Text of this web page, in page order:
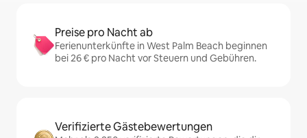
Preise pro Nacht ab
Ferienunterkünfte in West Palm Beach beginnen
bei 26 € pro Nacht vor Steuern und Gebühren.
Verifizierte Gästebewertungen